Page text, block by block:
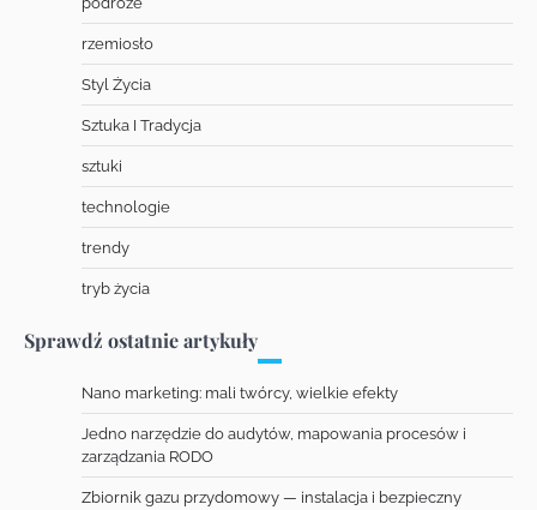
rzemiosło
Styl Życia
Sztuka I Tradycja
sztuki
technologie
trendy
tryb życia
Sprawdź ostatnie artykuły
Nano marketing: mali twórcy, wielkie efekty
Jedno narzędzie do audytów, mapowania procesów i
zarządzania RODO
Zbiornik gazu przydomowy — instalacja i bezpieczny